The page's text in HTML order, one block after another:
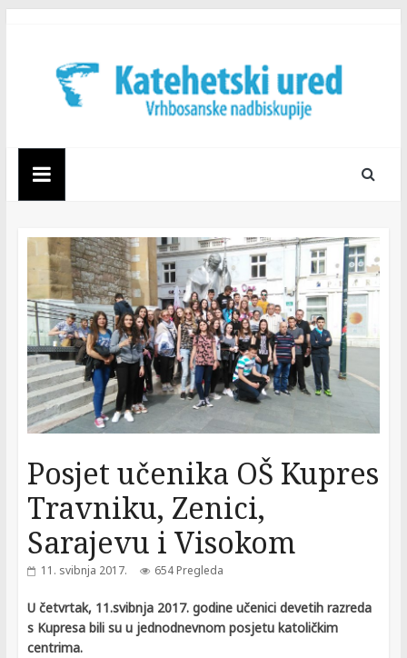
Katehetski
ured
Vrhbosanske
nadbiskupije
Posjet učenika OŠ Kupres
Travniku, Zenici,
Sarajevu i Visokom
11. svibnja 2017. 654 Pregleda
U četvrtak, 11.svibnja 2017. godine učenici devetih razreda
s Kupresa bili su u jednodnevnom posjetu katoličkim
centrima.